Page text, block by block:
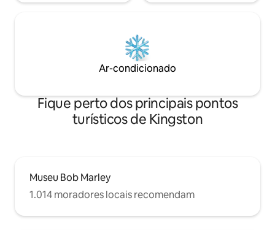
Ar-condicionado
Fique perto dos principais pontos
turísticos de Kingston
Museu Bob Marley
1.014 moradores locais recomendam